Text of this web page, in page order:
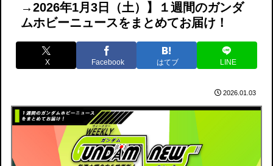
→2026年1月3日（土）】１週間のガンダ
ムホビーニュースをまとめてお届け！
X Facebook はてブ LINE
2026.01.03